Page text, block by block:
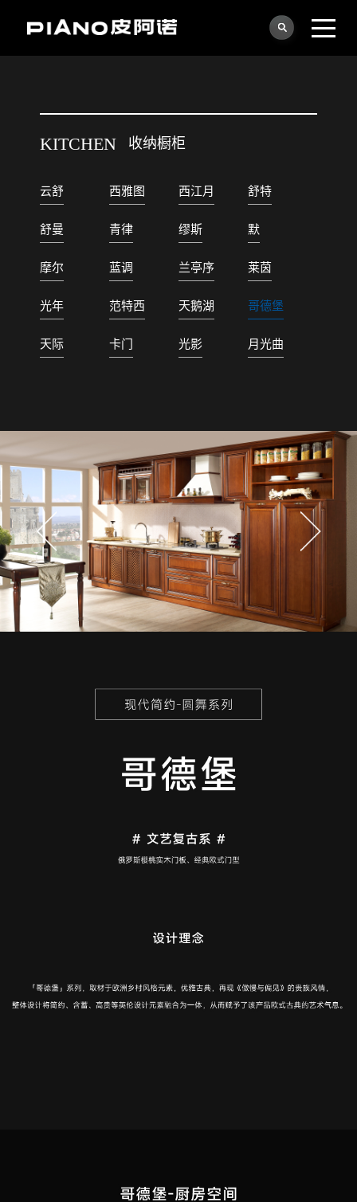
KITCHEN 收纳橱柜
云舒 西雅图 西江月 舒特
舒曼 青律 缪斯 默
摩尔 蓝调 兰亭序 莱茵
光年 范特西 天鹅湖 哥德堡
天际 卡门 光影 月光曲